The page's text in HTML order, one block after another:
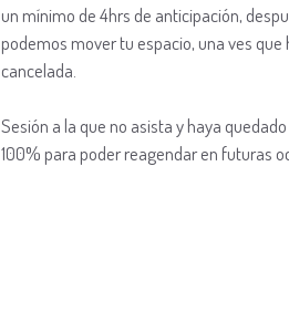
un mínimo de 4hrs de anticipación,
podemos mover tu espacio, una ves
cancelada.
Sesión a la que no asista y haya
100% para poder reagendar en futuras